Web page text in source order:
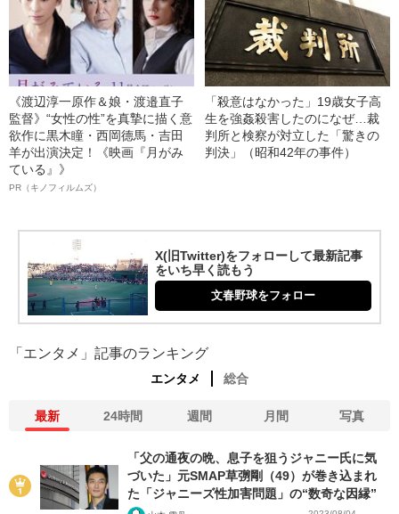
《渡辺淳一原作＆娘・渡邉直子
監督》“女性の性”を真摯に描く意
欲作に黒木瞳・西岡德馬・吉田
羊が出演決定！《映画『月がみ
ている』》
PR（キノフィルムズ）
「殺意はなかった」19歳女子高
生を強姦殺害したのになぜ…裁
判所と検察が対立した「驚きの
判決」（昭和42年の事件）
X(旧Twitter)をフォローして最新記事
をいち早く読もう
文春野球をフォロー
「エンタメ」記事のランキング
エンタメ 総合
最新 24時間 週間 月間 写真
「父の通夜の晩、息子を狙うジャニー氏に気
づいた」元SMAP草彅剛（49）が巻き込まれ
た「ジャニーズ性加害問題」の“数奇な因縁”